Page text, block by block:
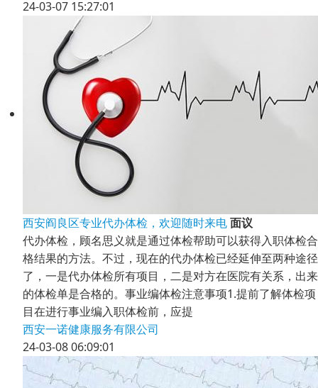
24-03-07 15:27:01
西安阎良区专业代办体检，欢迎随时来电面议
代办体检，顾名思义就是通过体检帮助可以获得入职体检合
格结果的方法。不过，现在的代办体检已经延伸至两种途径
了，一是代办体检所有项目，二是对方在医院有关系，出来
的体检单是合格的。事业编体检注意事项1.提前了解体检项
目在进行事业编入职体检前，应提
西安一诺健康服务有限公司
24-03-08 06:09:01